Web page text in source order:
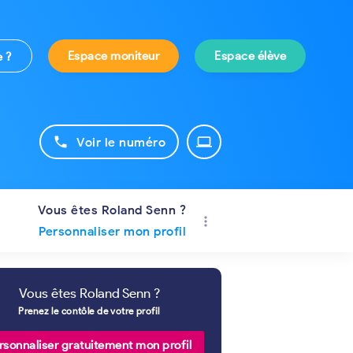
? Espace moniteur Espace élève
phone Voir le numéro laptop
Vous êtes Roland Senn ?
Personnaliser mon profil
more_vert
Vous êtes Roland Senn ?
Prenez le contôle de votre profil
gratuitement mon profil